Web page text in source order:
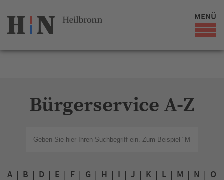
MENÜ
Bürgerservice A-Z
A | B | D | E | F | G | H | I | J | K | L | M | N | O